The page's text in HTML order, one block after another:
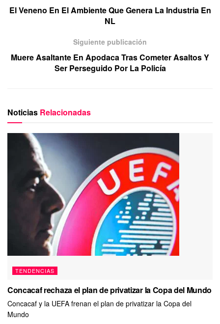
El Veneno En El Ambiente Que Genera La Industria En
NL
Siguiente publicación
Muere Asaltante En Apodaca Tras Cometer Asaltos Y
Ser Perseguido Por La Policía
Noticias Relacionadas
TENDENCIAS
Concacaf rechaza el plan de privatizar la Copa del Mundo
Concacaf y la UEFA frenan el plan de privatizar la Copa del
Mundo